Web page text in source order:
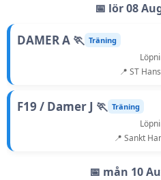
📅 lör 08
DAMER A 🏃 Träning
📍 ST
F19 / Damer J 🏃 Träning
📍 Sankt
📅 mån 10